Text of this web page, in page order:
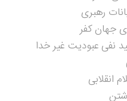
رهبری
جهان کفر
نفی عبودیت غیر خدا
انقلابی